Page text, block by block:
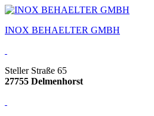
INOX BEHAELTER GMBH
Steller Straße 65
27755 Delmenhorst